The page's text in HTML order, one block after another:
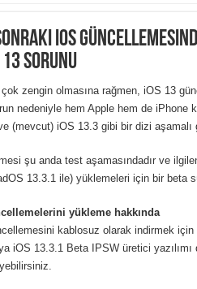
iOS
13 Sorunu
çok zengin olmasına rağmen, iOS 13
nedeniyle hem Apple hem de iPhone
(mevcut) iOS 13.3 gibi bir dizi aşamalı
şu anda test aşamasındadır ve
13.3.1 ile) yüklemeleri için bir beta
yükleme hakkında
kablosuz olarak indirmek
iOS 13.3.1 Beta IPSW üretici yazılımı